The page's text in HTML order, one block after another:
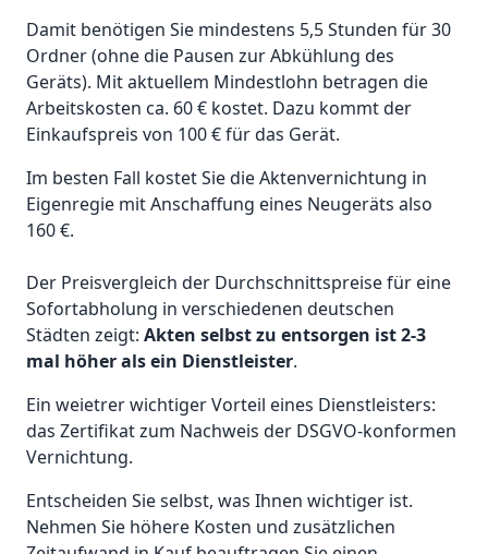
Damit benötigen Sie mindestens 5,5 Stunden für 30
Ordner (ohne die Pausen zur Abkühlung des
Geräts). Mit aktuellem Mindestlohn betragen die
Arbeitskosten ca. 60 € kostet. Dazu kommt der
Einkaufspreis von 100 € für das Gerät.
Im besten Fall kostet Sie die Aktenvernichtung in
Eigenregie mit Anschaffung eines Neugeräts also
160 €.
Der Preisvergleich der Durchschnittspreise für eine
Sofortabholung in verschiedenen deutschen
Städten zeigt: Akten selbst zu entsorgen ist 2-3
mal höher als ein Dienstleister.
Ein weietrer wichtiger Vorteil eines Dienstleisters:
das Zertifikat zum Nachweis der DSGVO-konformen
Vernichtung.
Entscheiden Sie selbst, was Ihnen wichtiger ist.
Nehmen Sie höhere Kosten und zusätzlichen